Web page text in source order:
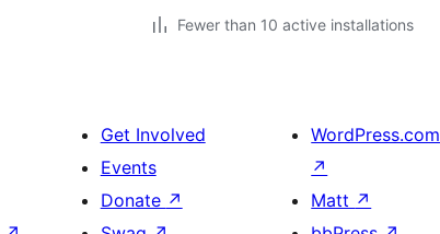
Fewer than 10 active installations
Get Involved
Events
Donate ↗
WordPress.com
↗
Matt ↗